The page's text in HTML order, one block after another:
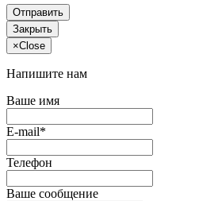
Отправить
Закрыть
×Close
Напишите нам
Ваше имя
E-mail*
Телефон
Ваше сообщение